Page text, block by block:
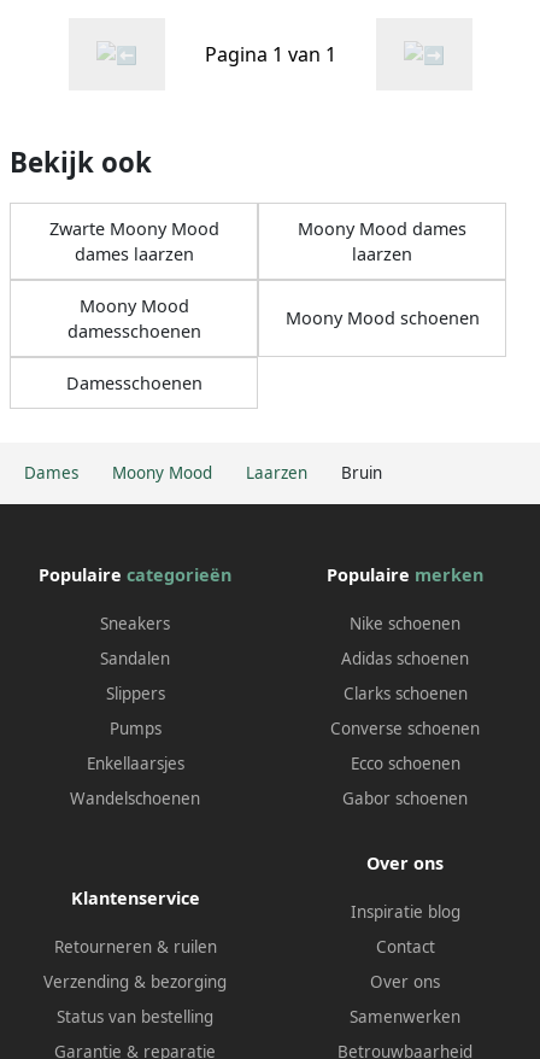
Dames Moony Mood Laarzen Bruin
Pagina 1 van 1
Bekijk ook
Zwarte Moony Mood
dames laarzen
Moony Mood dames
laarzen
Moony Mood
damesschoenen
Moony Mood schoenen
Damesschoenen
Populaire categorieën
Sneakers
Sandalen
Slippers
Pumps
Enkellaarsjes
Wandelschoenen
Populaire merken
Nike schoenen
Adidas schoenen
Clarks schoenen
Converse schoenen
Ecco schoenen
Gabor schoenen
Klantenservice
Retourneren & ruilen
Verzending & bezorging
Status van bestelling
Garantie & reparatie
Over ons
Inspiratie blog
Contact
Over ons
Samenwerken
Betrouwbaarheid